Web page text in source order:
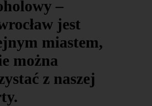
–
jest
miastem,
można
z naszej